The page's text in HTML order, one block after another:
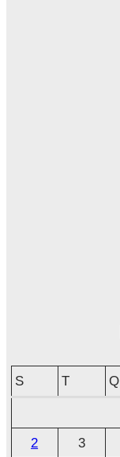
S
T Q
2
3